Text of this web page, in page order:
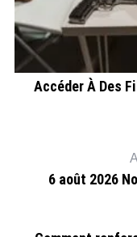
Accéder À Des
6 août 2026